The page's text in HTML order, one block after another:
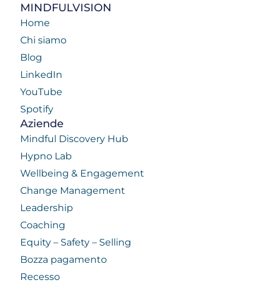
MINDFULVISION
Home
Chi siamo
Blog
LinkedIn
YouTube
Spotify
Aziende
Mindful Discovery Hub
Hypno Lab
Wellbeing & Engagement
Change Management
Leadership
Coaching
Equity – Safety – Selling
Bozza pagamento
Recesso